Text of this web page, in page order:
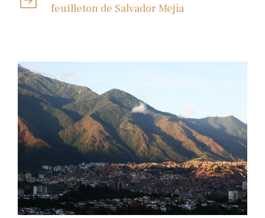
feuilleton de Salvador Mejía